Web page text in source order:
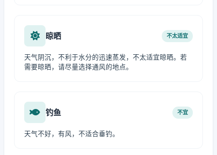
晾晒 不太适宜
天气阴沉，不利于水分的迅速蒸发，不太适宜晾晒。若
需要晾晒，请尽量选择通风的地点。
钓鱼 不宜
天气不好，有风，不适合垂钓。